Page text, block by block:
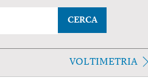
CERCA
VOLTIMETRIA